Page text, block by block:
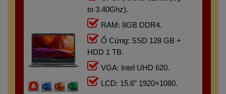
to 3.40Ghz).
RAM: 8GB DDR4.
Ổ Cứng: SSD 128 GB +
HDD 1 TB.
VGA: Intel UHD 620.
LCD: 15.6” 1920×1080.